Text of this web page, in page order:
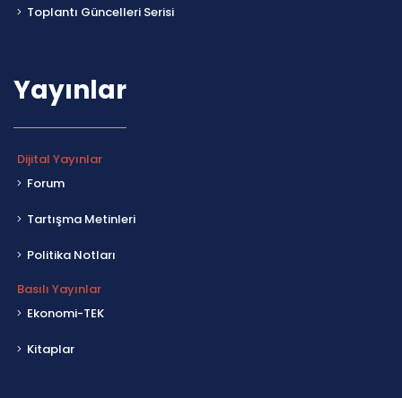
Toplantı Güncelleri Serisi
Yayınlar
Dijital Yayınlar
Forum
Tartışma Metinleri
Politika Notları
Basılı Yayınlar
Ekonomi-TEK
Kitaplar